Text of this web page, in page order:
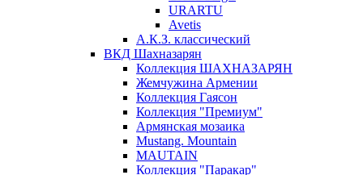
URARTU
Avetis
А.К.З. классический
ВКД Шахназарян
Коллекция ШАХНАЗАРЯН
Жемчужина Армении
Коллекция Гаясон
Коллекция "Премиум"
Армянская мозаика
Mustang. Mountain
MAUTAIN
Коллекция "Паракар"